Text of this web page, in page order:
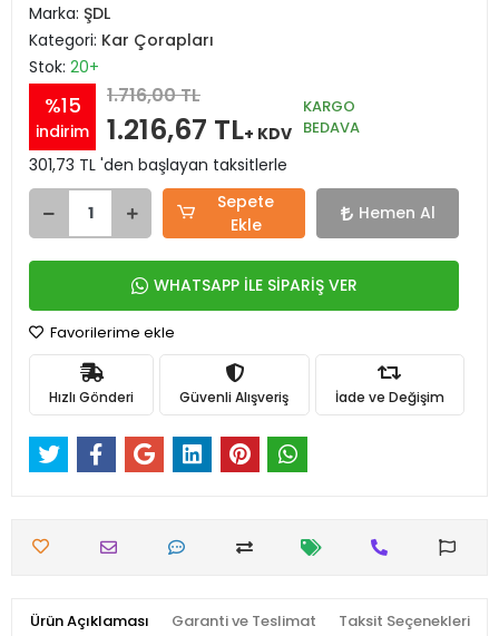
Marka: ŞDL
Kategori: Kar Çorapları
Stok: 20+
%15
indirim
1.716,00 TL
1.216,67 TL+ KDV
KARGO
BEDAVA
301,73 TL 'den başlayan taksitlerle
Sepete
Ekle
Hemen Al
WHATSAPP İLE SİPARİŞ VER
Favorilerime ekle
Hızlı Gönderi Güvenli Alışveriş İade ve Değişim
Ürün Açıklaması Garanti ve Teslimat Taksit Seçenekleri